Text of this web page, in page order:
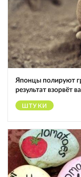
Японцы полируют
результат взорвёт
ШТУКИ